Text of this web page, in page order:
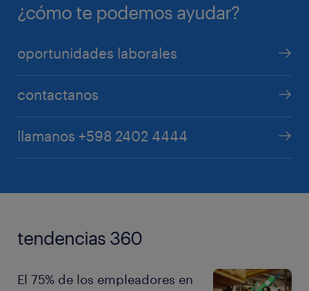
¿cómo te podemos ayudar?
oportunidades laborales
contactanos
llamanos +598 2402 4444
tendencias 360
El 75% de los empleadores en